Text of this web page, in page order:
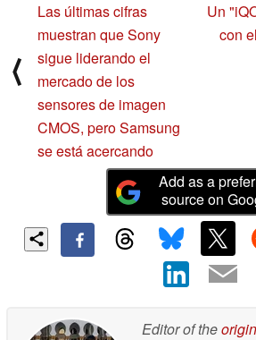
⟨
Las últimas cifras
muestran que Sony
sigue liderando el
mercado de los
sensores de imagen
CMOS, pero Samsung
se está acercando
Un
con
Add as a
source on
Editor of the